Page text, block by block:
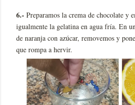
6.- Preparamos la crema de chocolate y
igualmente la gelatina en agua fría. En
de naranja con azúcar, removemos y
que rompa a hervir.